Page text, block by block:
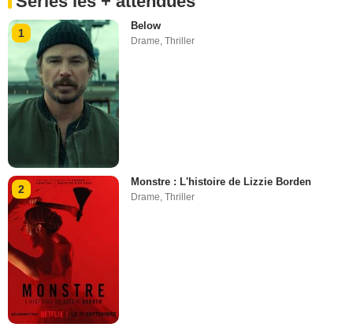
1
Below
Drame,Thriller
2
Monstre : L'histoire de Lizzie Borden
Drame,Thriller